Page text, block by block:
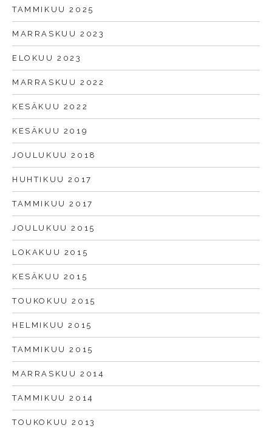
TAMMIKUU 2025
MARRASKUU 2023
ELOKUU 2023
MARRASKUU 2022
KESÄKUU 2022
KESÄKUU 2019
JOULUKUU 2018
HUHTIKUU 2017
TAMMIKUU 2017
JOULUKUU 2015
LOKAKUU 2015
KESÄKUU 2015
TOUKOKUU 2015
HELMIKUU 2015
TAMMIKUU 2015
MARRASKUU 2014
TAMMIKUU 2014
TOUKOKUU 2013